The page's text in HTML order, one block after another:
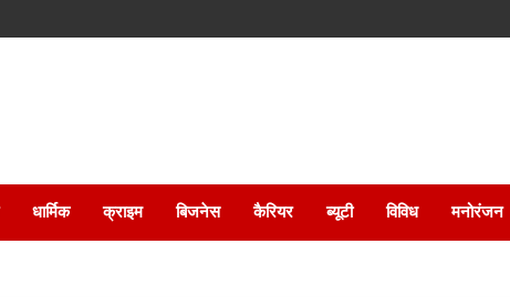
धार्मिक क्राइम बिजनेस कैरियर ब्यूटी विविध मनोरंजन